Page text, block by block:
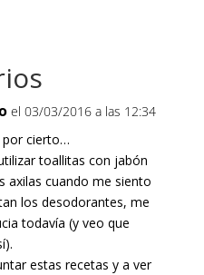
el 03/03/2016 a las 12:34
por cierto…
toallitas con jabón
axilas cuando me siento
los desodorantes, me
todavía (y veo que
estas recetas y a ver